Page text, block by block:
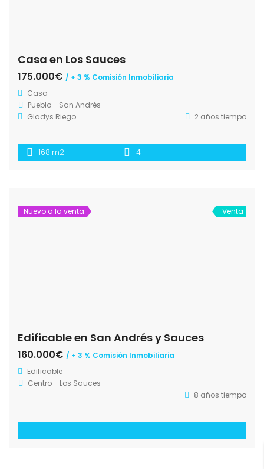
Casa en Los Sauces
175.000€ / + 3 % Comisión Inmobiliaria
Casa
Pueblo - San Andrés
Gladys Riego
2 años tiempo
168 m2 4
Nuevo a la venta Venta
Edificable en San Andrés y Sauces
160.000€ / + 3 % Comisión Inmobiliaria
Edificable
Centro - Los Sauces
8 años tiempo